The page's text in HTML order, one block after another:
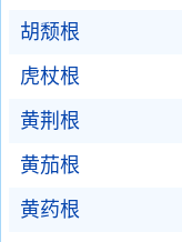
胡颓根
虎杖根
黄荆根
黄茄根
黄药根